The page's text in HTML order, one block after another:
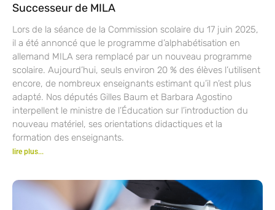
Successeur de MILA
Lors de la séance de la Commission scolaire du 17 juin 2025,
il a été annoncé que le programme d’alphabétisation en
allemand MILA sera remplacé par un nouveau programme
scolaire. Aujourd’hui, seuls environ 20 % des élèves l’utilisent
encore, de nombreux enseignants estimant qu’il n’est plus
adapté. Nos députés Gilles Baum et Barbara Agostino
interpellent le ministre de l’Éducation sur l’introduction du
nouveau matériel, ses orientations didactiques et la
formation des enseignants.
lire plus...